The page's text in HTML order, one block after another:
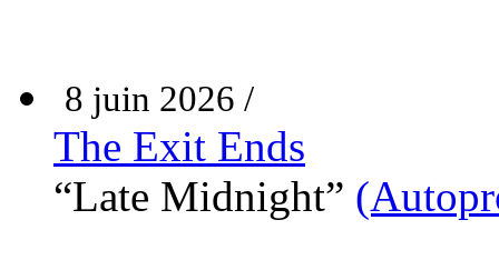
8 juin 2026 /
The Exit Ends
“Late Midnight”